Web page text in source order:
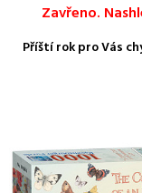
Zavřeno.
Příští rok pro Vás